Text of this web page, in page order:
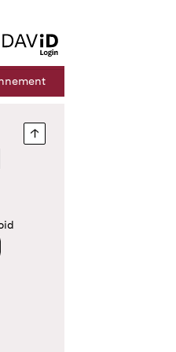
login
Nach oben springen